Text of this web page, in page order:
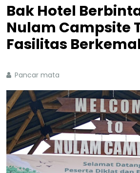
Bak Hotel
Nulam Campsite
Fasilitas
Pancar mata